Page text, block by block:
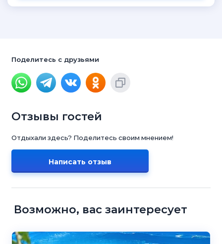
Поделитесь с друзьями
Отзывы гостей
Отдыхали здесь? Поделитесь своим мнением!
Написать отзыв
Возможно, вас заинтересует